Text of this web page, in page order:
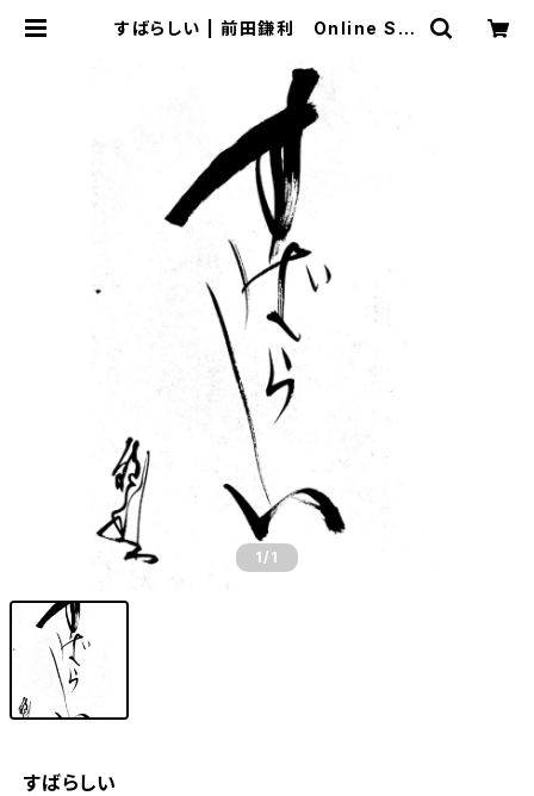
すばらしい | 前田鎌利 Online Sto
1 /1
すばらしい